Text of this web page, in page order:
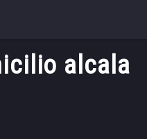
alcala